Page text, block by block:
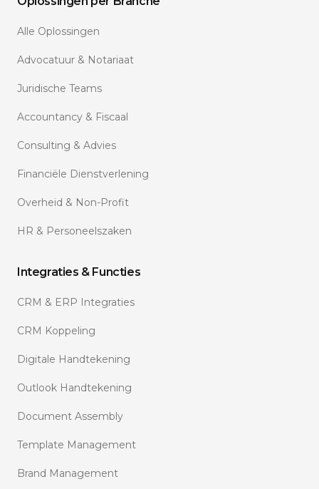
Alle Oplossingen
Advocatuur & Notariaat
Juridische Teams
Accountancy & Fiscaal
Consulting & Advies
Financiële Dienstverlening
Overheid & Non-Profit
HR & Personeelszaken
Integraties & Functies
CRM & ERP Integraties
CRM Koppeling
Digitale Handtekening
Outlook Handtekening
Document Assembly
Template Management
Brand Management